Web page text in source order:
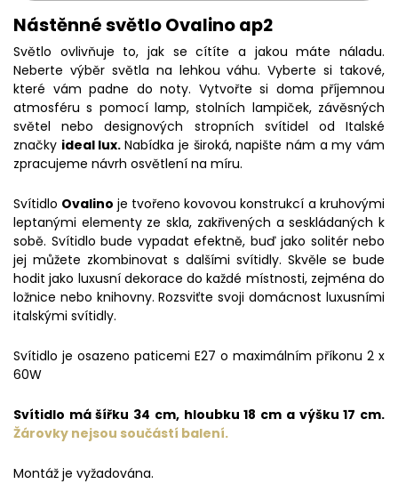
Nástěnné světlo Ovalino ap2
Světlo ovlivňuje to, jak se cítíte a jakou máte náladu.
Neberte výběr světla na lehkou váhu. Vyberte si takové,
které vám padne do noty. Vytvořte si doma příjemnou
atmosféru s pomocí lamp, stolních lampiček, závěsných
světel nebo designových stropních svítidel od Italské
značky ideal lux.Nabídka je široká, napište nám a my vám
zpracujeme návrh osvětlení na míru.
Svítidlo Ovalino je tvořeno kovovou konstrukcí a kruhovými
leptanými elementy ze skla, zakřivených a seskládaných k
sobě. Svítidlo bude vypadat efektně, buď jako solitér nebo
jej můžete zkombinovat s dalšími svítidly. Skvěle se bude
hodit jako luxusní dekorace do každé místnosti, zejména do
ložnice nebo knihovny. Rozsviťte svoji domácnost luxusními
italskými svítidly.
Svítidlo je osazeno paticemi E27 o maximálním příkonu 2 x
60W
Svítidlo má šířku 34 cm, hloubku 18 cm a výšku 17 cm.
Žárovky nejsou součástí balení.
Montáž je vyžadována.